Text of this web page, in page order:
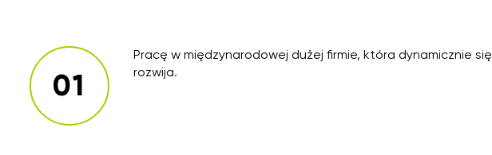
Pracę w międzynarodowej dużej firmie, która dynamicznie się
rozwija.